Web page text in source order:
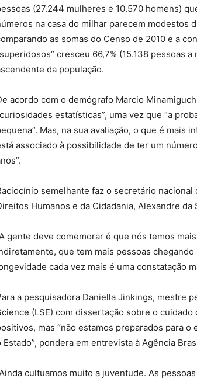
(27.244 mulheres e 10.570 homens)
na casa do milhar parecem modestos
as somas do Censo de 2010 e a
cresceu 66,7% (15.138 pessoas
da população.
acordo com o demógrafo Marcio
estatísticas”, uma vez que “a
Mas, na sua avaliação, o que é mais
associado à possibilidade de ter um
semelhante faz o secretário
Humanos e da Cidadania, Alexandre da
gente deve comemorar é que nós temos
que tem mais pessoas
cada vez mais é uma constatação
a pesquisadora Daniella Jinkings, mestre
(LSE) com dissertação sobre o
mas “não estamos preparados para
Estado”, pondera em entrevista à Agência
cultuamos muito a juventude. As